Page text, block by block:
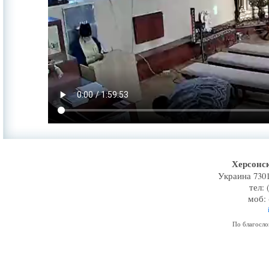
Украина
тел:
моб:
По